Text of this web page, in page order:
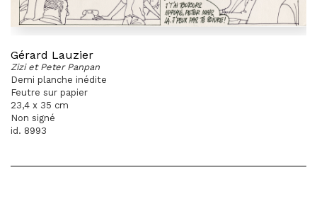
Gérard Lauzier
Zizi et Peter Panpan
Demi planche inédite
Feutre sur papier
23,4 x 35 cm
Non signé
id. 8993